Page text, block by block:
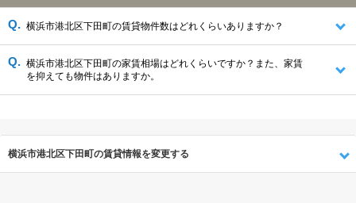
横浜市港北区下田町の賃貸物件数はどれくらいありますか？
横浜市港北区下田町の家賃相場はどれくらいですか？また、家賃
を抑えても物件はありますか。
横浜市港北区下田町の賃貸情報を変更する